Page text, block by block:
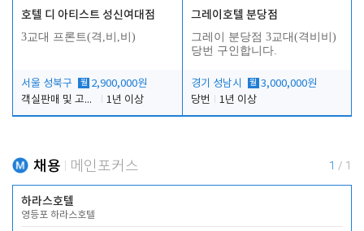
호텔 디 아티스트 성신여대점
3교대 프론트(격,비,비)
서울 성북구 월 2,900,000원
객실판매 및 고객응대
1년 이상
그레이호텔 분당점
그레이 분당점 3교대(격비비)
당번 구인합니다.
경기 성남시 월 3,000,000원
당번
1년 이상
채용 메인포커스 1 / 1
하라스호텔
영등포 하라스호텔